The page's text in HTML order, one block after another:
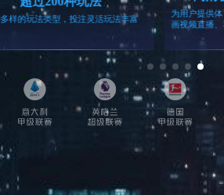
家用监控
留言咨询